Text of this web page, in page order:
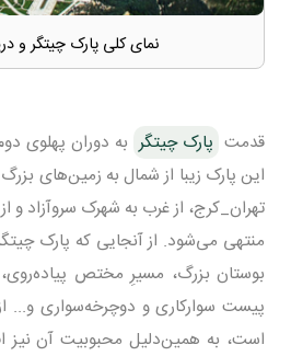
نمای کلی پارک چیتگر و
قدمت پارک چیتگر
این پارک زیبا از شمال به زمین‌های بزرگ
تهران_کرج، از غرب به شهرک سروآزاد
منتهی می‌شود. از آنجایی که پارک
بوستان بزرگ، مسیرِ مختص
پیست سوار‌کاری و دوچرخه‌سواری و...
است، به همین‌دلیل محبوبیت آن نیز